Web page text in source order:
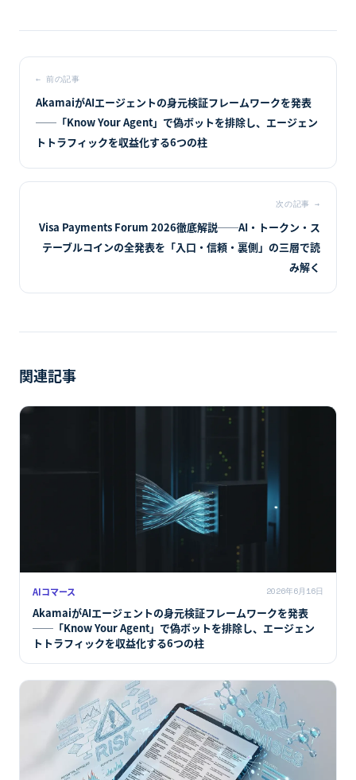
←前の記事
AkamaiがAIエージェントの身元検証フレームワークを発表
──「Know Your Agent」で偽ボットを排除し、エージェン
トトラフィックを収益化する6つの柱
次の記事 →
Visa Payments Forum 2026徹底解説──AI・トークン・ス
テーブルコインの全発表を「入口・信頼・裏側」の三層で読
み解く
関連記事
AIコマース 2026年6月16日
AkamaiがAIエージェントの身元検証フレームワークを発表
──「Know Your Agent」で偽ボットを排除し、エージェン
トトラフィックを収益化する6つの柱